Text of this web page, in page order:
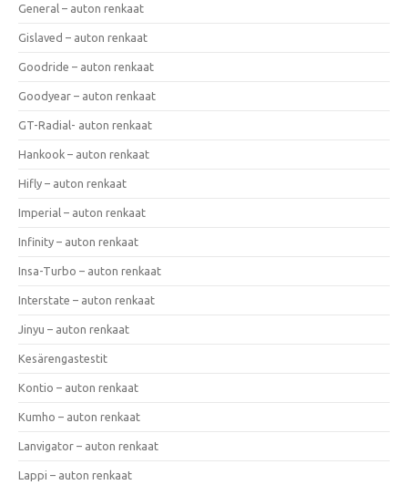
General – auton renkaat
Gislaved – auton renkaat
Goodride – auton renkaat
Goodyear – auton renkaat
GT-Radial- auton renkaat
Hankook – auton renkaat
Hifly – auton renkaat
Imperial – auton renkaat
Infinity – auton renkaat
Insa-Turbo – auton renkaat
Interstate – auton renkaat
Jinyu – auton renkaat
Kesärengastestit
Kontio – auton renkaat
Kumho – auton renkaat
Lanvigator – auton renkaat
Lappi – auton renkaat